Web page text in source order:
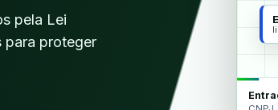
pela Lei
para proteger